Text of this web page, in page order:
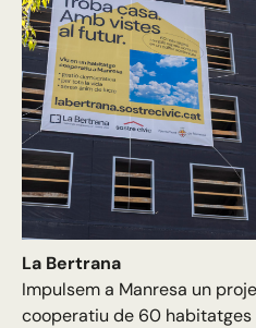
La Bertrana
Impulsem a Manresa un
cooperatiu de 60 habitatges